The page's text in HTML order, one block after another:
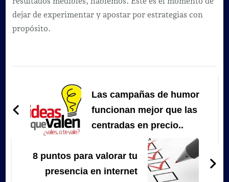
dejar de experimentar y apostar por estrategias con
propósito.
entradas
Las campañas de humor
funcionan mejor que las
centradas en precio..
8 puntos para valorar tu
presencia en internet